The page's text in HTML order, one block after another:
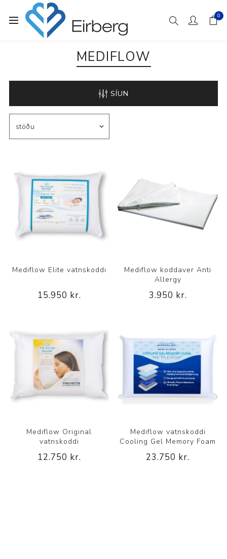
0
MEDIFLOW
SÍUN
Mediflow Elite vatnskoddi
15.950 kr.
Mediflow koddaver Anti
Allergy
3.950 kr.
Mediflow Original
vatnskoddi
12.750 kr.
Mediflow vatnskoddi
Cooling Gel Memory Foam
23.750 kr.